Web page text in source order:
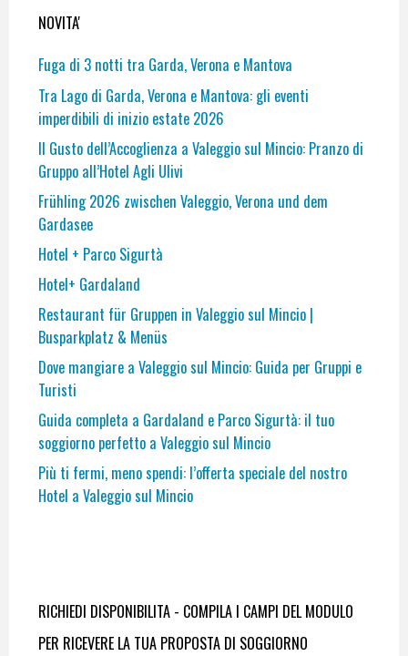
NOVITA'
Fuga di 3 notti tra Garda, Verona e Mantova
Tra Lago di Garda, Verona e Mantova: gli eventi
imperdibili di inizio estate 2026
Il Gusto dell’Accoglienza a Valeggio sul Mincio: Pranzo di
Gruppo all’Hotel Agli Ulivi
Frühling 2026 zwischen Valeggio, Verona und dem
Gardasee
Hotel + Parco Sigurtà
Hotel+ Gardaland
Restaurant für Gruppen in Valeggio sul Mincio |
Busparkplatz & Menüs
Dove mangiare a Valeggio sul Mincio: Guida per Gruppi e
Turisti
Guida completa a Gardaland e Parco Sigurtà: il tuo
soggiorno perfetto a Valeggio sul Mincio
Più ti fermi, meno spendi: l’offerta speciale del nostro
Hotel a Valeggio sul Mincio
RICHIEDI DISPONIBILITA - COMPILA I CAMPI DEL MODULO
PER RICEVERE LA TUA PROPOSTA DI SOGGIORNO